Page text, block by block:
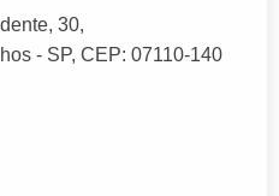
, 30,
- SP, CEP: 07110-140